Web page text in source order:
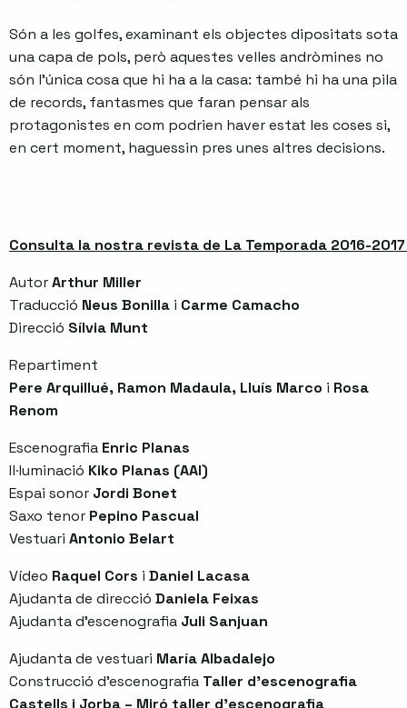
Són a les golfes, examinant els objectes dipositats sota
una capa de pols, però aquestes velles andròmines no
són l’única cosa que hi ha a la casa: també hi ha una pila
de records, fantasmes que faran pensar als
protagonistes en com podrien haver estat les coses si,
en cert moment, haguessin pres unes altres decisions.
Consulta la nostra revista de La Temporada 2016-
AutorArthur Miller
Traducció Neus Bonilla i Carme Camacho
Direcció Sílvia Munt
Repartiment
Pere Arquillué, Ramon Madaula, Lluís Marco i Rosa
Renom
Escenografia Enric Planas
Il·luminació Kiko Planas (AAI)
Espai sonor Jordi Bonet
Saxo tenor Pepino Pascual
Vestuari Antonio Belart
Vídeo Raquel Cors i Daniel Lacasa
Ajudanta de direcció Daniela Feixas
Ajudanta d’escenografia Juli Sanjuan
Ajudanta de vestuari María Albadalejo
Construcció d’escenografia Taller d’escenografia
Castells i Jorba – Miró taller d’escenografia